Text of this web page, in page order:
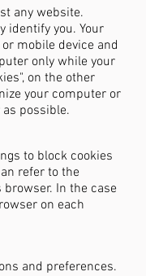
any website.
identify you. Your
mobile device and
only while your
on the other
your computer or
possible.
to block cookies
refer to the
In the case
on each
and preferences.